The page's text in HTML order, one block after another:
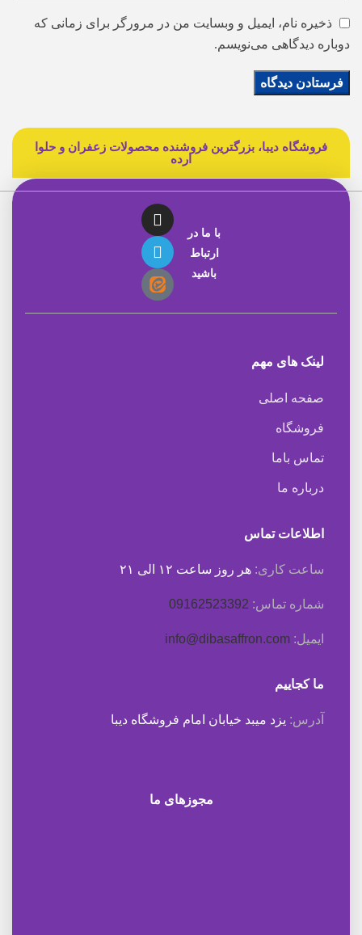
ذخیره نام، ایمیل و وبسایت من در مرورگر برای زمانی که
دوباره دیدگاهی می‌نویسم.
فروشگاه دیبا، بزرگترین فروشنده محصولات زعفران و حلوا
ارده
با ما در
ارتباط
باشید
لینک های مهم
صفحه اصلی
فروشگاه
تماس باما
درباره ما
اطلاعات تماس
ساعت کاری: هر روز ساعت ۱۲ الی ۲۱
شماره تماس: 09162523392
ایمیل: info@dibasaffron.com
ما کجاییم
آدرس: یزد میبد خیابان امام فروشگاه دیبا
مجوزهای ما